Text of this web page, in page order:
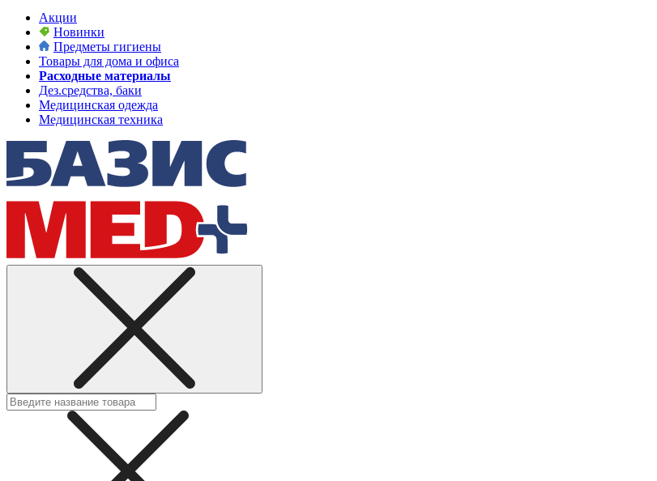
Акции
Новинки
Предметы гигиены
Товары для дома и офиса
Расходные материалы
Дез.средства, баки
Медицинская одежда
Медицинская техника